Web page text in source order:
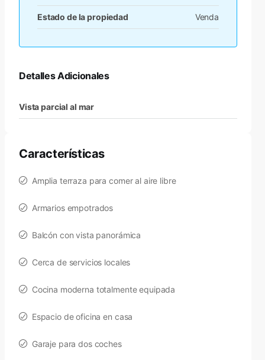
Estado de la propiedad Venda
Detalles Adicionales
Vista parcial al mar
Características
Amplia terraza para comer al aire libre
Armarios empotrados
Balcón con vista panorámica
Cerca de servicios locales
Cocina moderna totalmente equipada
Espacio de oficina en casa
Garaje para dos coches